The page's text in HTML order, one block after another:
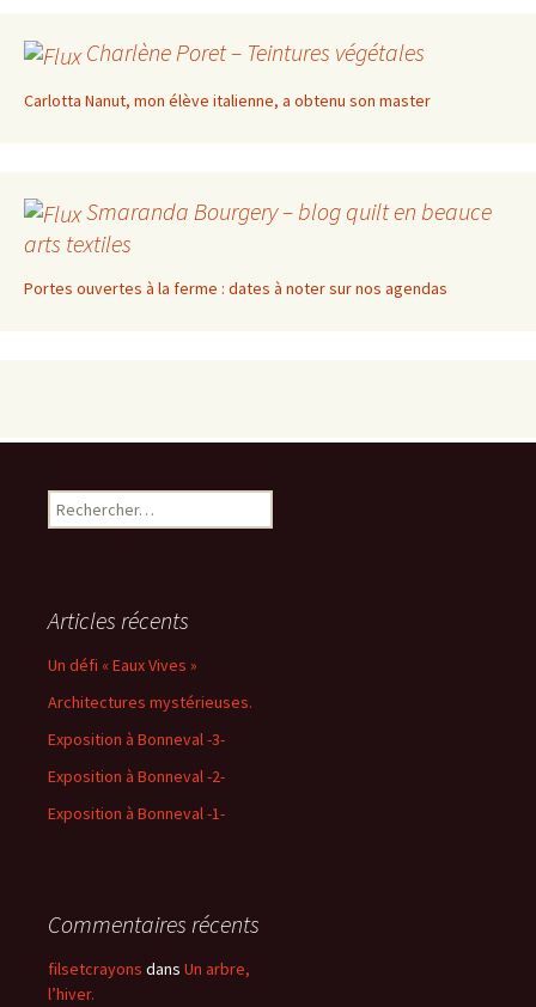
Charlène Poret – Teintures végétales
Carlotta Nanut, mon élève italienne, a obtenu son master
Smaranda Bourgery – blog quilt en beauce
arts textiles
Portes ouvertes à la ferme : dates à noter sur nos agendas
Rechercher :
Articles récents
Un défi « Eaux Vives »
Architectures mystérieuses.
Exposition à Bonneval -3-
Exposition à Bonneval -2-
Exposition à Bonneval -1-
Commentaires récents
filsetcrayons dans Un arbre,
l’hiver.